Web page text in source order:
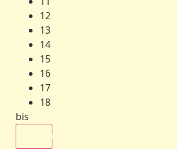
12
13
14
15
16
17
18
bis